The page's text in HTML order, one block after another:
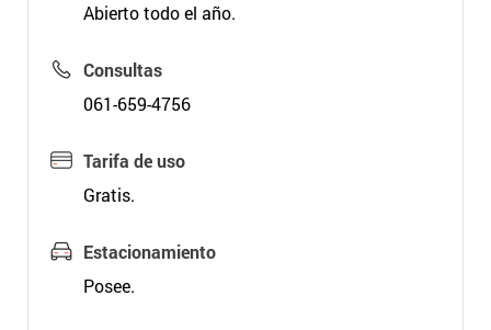
Abierto todo el año.
Consultas
061-659-4756
Tarifa de uso
Gratis.
Estacionamiento
Posee.